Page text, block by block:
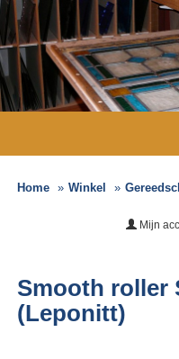
Home Winkel
Mijn
Smooth roller
(Leponitt)